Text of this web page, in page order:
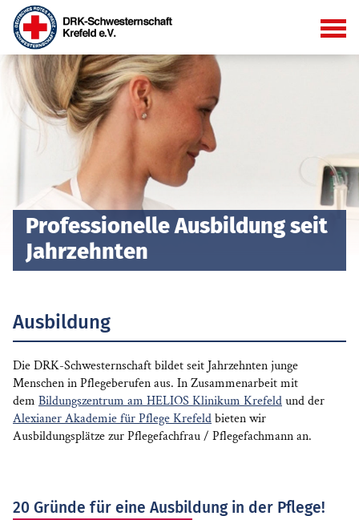
Professionelle Ausbildung seit
Jahrzehnten
Ausbildung
Die DRK-Schwesternschaft bildet seit Jahrzehnten junge
Menschen in Pflegeberufen aus. In Zusammenarbeit mit
dem Bildungszentrum am HELIOS Klinikum Krefeldund der
Alexianer Akademie für Pflege Krefeldbieten wir
Ausbildungsplätze zur Pflegefachfrau / Pflegefachmann an.
20 Gründe für eine Ausbildung in der Pflege!